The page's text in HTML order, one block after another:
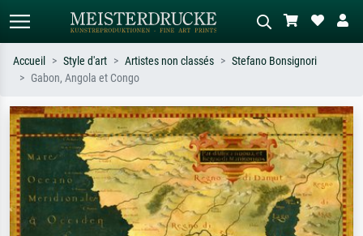
Recherchez par artiste, titre ou style –
ex. Monet, Nuit étoilée,
impressionnisme, vague de Hokusai,
nu.
Décrivez la scène – ex. prairie verte,
abstrait avec beaucoup de rouge,
tableau sombre, nu debout près d'un
arbre.
Accueil Style d'art Artistes non classés
Stefano Bonsignori
Gabon, Angola et Congo